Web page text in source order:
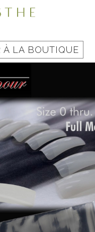
À LA BOUTIQUE